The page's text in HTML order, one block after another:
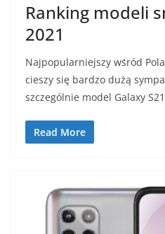
Ranking modeli
2021
Najpopularniejszy wśród
cieszy się bardzo dużą
szczególnie model Galaxy
Read More